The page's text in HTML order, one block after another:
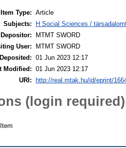
Item Type: Article
Subjects:
H Social Sciences /
MTMT SWORD
User:
MTMT SWORD
01 Jun 2023 12:17
Modified: 01 Jun 2023 12:17
URI:
http://real.mtak.hu/id/eprint/
(login required)